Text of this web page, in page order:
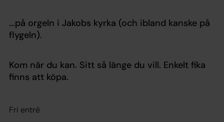
...på orgeln i Jakobs kyrka (och ibland kanske på
flygeln).
Kom när du kan. Sitt så länge du vill. Enkelt fika
finns att köpa.
Fri entré